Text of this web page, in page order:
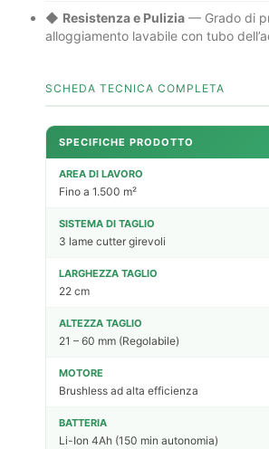
◆ Resistenza e Pulizia — Grado di
alloggiamento lavabile con tubo
SCHEDA TECNICA COMPLETA
SPECIFICHE PRODOTTO
AREA DI LAVORO
Fino a 1.500 m²
SISTEMA DI TAGLIO
3 lame cutter girevoli
LARGHEZZA TAGLIO
22 cm
ALTEZZA TAGLIO
21 – 60 mm (Regolabile)
MOTORE
Brushless ad alta efficienza
BATTERIA
Li-Ion 4Ah (150 min autonomia)